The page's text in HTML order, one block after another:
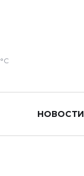
°C
НОВОСТИ